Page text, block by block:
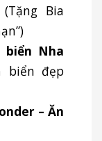
(Tặng Bia
biển Nha
biển đẹp
– Ăn